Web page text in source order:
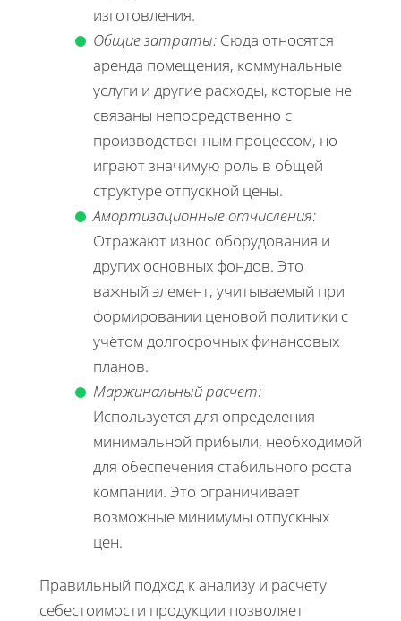
изготовления.
Общие затраты: Сюда относятся
аренда помещения, коммунальные
услуги и другие расходы, которые не
связаны непосредственно с
производственным процессом, но
играют значимую роль в общей
структуре отпускной цены.
Амортизационные отчисления:
Отражают износ оборудования и
других основных фондов. Это
важный элемент, учитываемый при
формировании ценовой политики с
учётом долгосрочных финансовых
планов.
Маржинальный расчет:
Используется для определения
минимальной прибыли, необходимой
для обеспечения стабильного роста
компании. Это ограничивает
возможные минимумы отпускных
цен.
Правильный подход к анализу и расчету
себестоимости продукции позволяет